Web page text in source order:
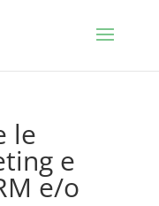
le
e
e/o